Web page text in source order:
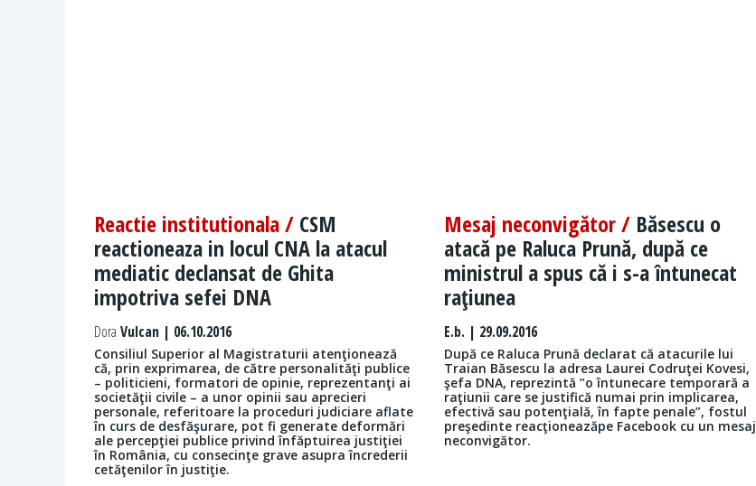
Reactie institutionala / CSM
reactioneaza in locul CNA la atacul
mediatic declansat de Ghita
impotriva sefei DNA
Dora Vulcan | 06.10.2016
Consiliul Superior al Magistraturii atenţionează
că, prin exprimarea, de către personalităţi publice
– politicieni, formatori de opinie, reprezentanţi ai
societăţii civile – a unor opinii sau aprecieri
personale, referitoare la proceduri judiciare aflate
în curs de desfăşurare, pot fi generate deformări
ale percepţiei publice privind înfăptuirea justiţiei
în România, cu consecinţe grave asupra încrederii
cetăţenilor în justiţie.
Mesaj neconvigător / Băsescu o
atacă pe Raluca Prună, după ce
ministrul a spus că i s-a întunecat
raţiunea
E.b. | 29.09.2016
După ce Raluca Prună declarat că atacurile lui
Traian Băsescu la adresa Laurei Codruţei Kovesi,
şefa DNA, reprezintă ”o întunecare temporară a
raţiunii care se justifică numai prin implicarea,
efectivă sau potenţială, în fapte penale”, fostul
preşedinte reacţioneazăpe Facebook cu un mesaj
neconvigător.